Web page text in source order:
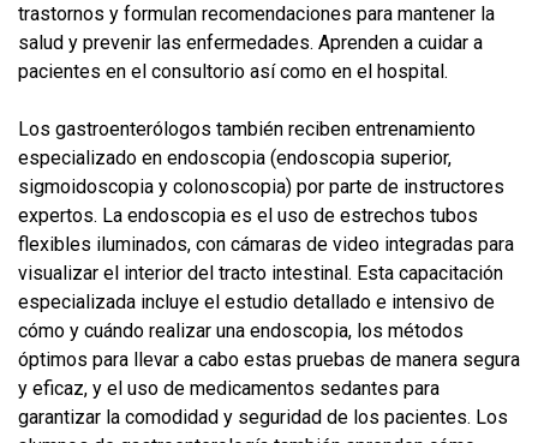
trastornos y formulan recomendaciones para mantener la
salud y prevenir las enfermedades. Aprenden a cuidar a
pacientes en el consultorio así como en el hospital.
Los gastroenterólogos también reciben entrenamiento
especializado en endoscopia (endoscopia superior,
sigmoidoscopia y colonoscopia) por parte de instructores
expertos. La endoscopia es el uso de estrechos tubos
flexibles iluminados, con cámaras de video integradas para
visualizar el interior del tracto intestinal. Esta capacitación
especializada incluye el estudio detallado e intensivo de
cómo y cuándo realizar una endoscopia, los métodos
óptimos para llevar a cabo estas pruebas de manera segura
y eficaz, y el uso de medicamentos sedantes para
garantizar la comodidad y seguridad de los pacientes. Los